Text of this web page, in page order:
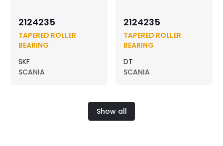
2124235
TAPERED ROLLER
BEARING
SKF
SCANIA
2124235
TAPERED ROLLER
BEARING
DT
SCANIA
Show all